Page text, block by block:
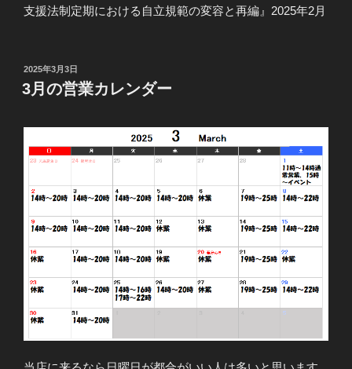
支援法制定期における自立規範の変容と再編』2025年2月
投
稿
日:
2025年3月3日
3月の営業カレンダー